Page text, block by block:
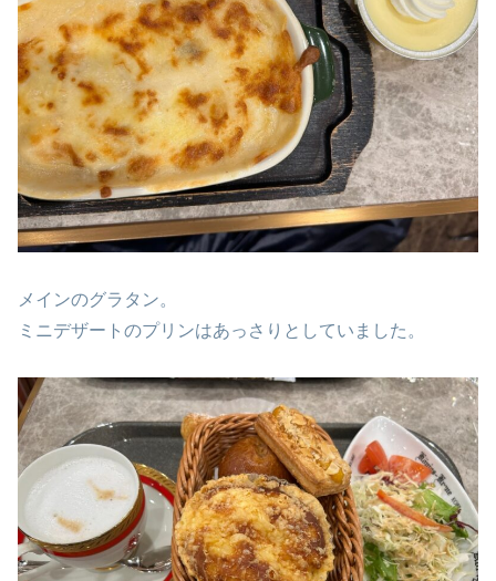
メインのグラタン。
ミニデザートのプリンはあっさりとしていました。